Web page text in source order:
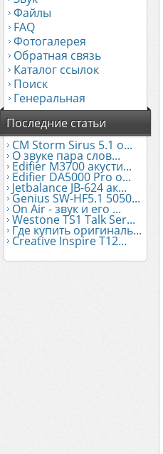
Файлы
FAQ
Фотогалерея
Обратная связь
Каталог ссылок
Поиск
Генеральная
Последние статьи
CM Storm Sirus 5.1 о...
О звуке пара слов...
Edifier М3700 акусти...
Edifier DA5000 Pro о...
Jetbalance JB-624 ак...
Genius SW-HF5.1 5050...
On Air - звук и его ...
Westone TS1 Talk Ser...
Где купить оригиналь...
Creative Inspire T12...